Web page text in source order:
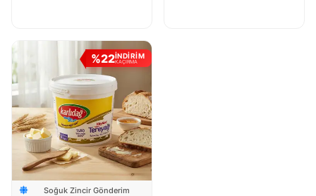
%22İNDİRİM
KAÇIRMA
Soğuk Zincir Gönderim